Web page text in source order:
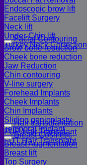
Endoscopic brow lift
Facelift Surgery
Neck lift
Under-Chin lift
Turkey Neck Correction
Facial Contouring
Brow bone reduction
Cheek bone reduction
Jaw Reduction
Chin contouring
V-line surgery
Forehead Implants
Cheek Implants
Chin Implants
Sliding genioplasty
Temporal Implant
Hair transplantation
FUE Hair Transplant
FUT Hair Transplant
Breast Cosmetic
Breast Augmentation
Breast lift
Top Surgery